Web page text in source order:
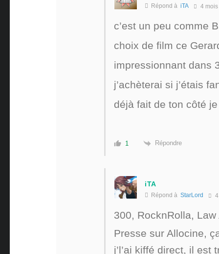
Répond à iTA 4 mois
c’est un peu comme
choix de film ce
impressionnant dans
j’achèterai si j’étais
déjà fait de ton côté
1 Répondre
iTA
Répond à StarLord
300, RocknRolla,
Presse sur Allocine,
j’l’ai kiffé direct, il est